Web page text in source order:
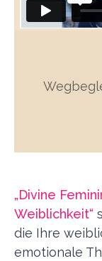
„Divine
Weiblichkeit“
die Ihre
emotionale